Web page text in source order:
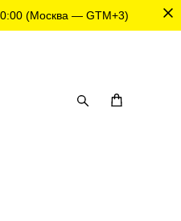
(Москва — GTM+3)